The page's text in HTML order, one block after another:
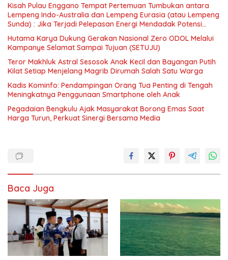
Kisah Pulau Enggano Tempat Pertemuan Tumbukan antara
Lempeng Indo-Australia dan Lempeng Eurasia (atau Lempeng
Sunda) : Jika Terjadi Pelepasan Energi Mendadak Potensi
Gempa 8.4 SR dan Picu Tsunami 15 Meter
Hutama Karya Dukung Gerakan Nasional Zero ODOL Melalui
Kampanye Selamat Sampai Tujuan (SETUJU)
Teror Makhluk Astral Sesosok Anak Kecil dan Bayangan Putih
Kilat Setiap Menjelang Magrib Dirumah Salah Satu Warga
Kadis Kominfo: Pendampingan Orang Tua Penting di Tengah
Meningkatnya Penggunaan Smartphone oleh Anak
Pegadaian Bengkulu Ajak Masyarakat Borong Emas Saat
Harga Turun, Perkuat Sinergi Bersama Media
Baca Juga